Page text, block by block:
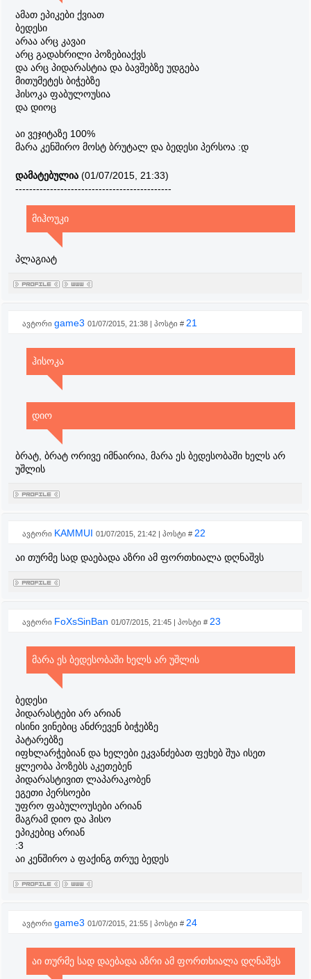
ამათ ეპიკები ქვიათ
ბედესი
არაა არც კავაი
არც გადახრილი პოზებიაქვს
და არც პიდარასტია და ბავშებზე უდგება
მითუმეტეს ბიჭებზე
ჰისოკა ფაბულოუსია
და დიოც
აი ვეჯიტაზე 100%
მარა კენშირო მოსტ ბრუტალ და ბედესი პერსოა :დ
დამატებულია (01/07/2015, 21:33)
---------------------------------------------
მიჰოუკი
პლაგიატ
ავტორი game3 01/07/2015, 21:38 | პოსტი # 21
ჰისოკა
დიო
ბრატ, ბრატ ორივე იმნაირია, მარა ეს ბედესობაში ხელს არ
უშლის
ავტორი KAMMUI 01/07/2015, 21:42 | პოსტი # 22
აი თურმე სად დაებადა აზრი ამ ფორთხიალა დღნაშვს
ავტორი FoXsSinBan 01/07/2015, 21:45 | პოსტი # 23
მარა ეს ბედესობაში ხელს არ უშლის
ბედესი
პიდარასტები არ არიან
ისინი ვინებიც ანძრევენ ბიჭებზე
პატარებზე
იფხლარჭებიან და ხელები ეკვანძებათ ფეხებ შუა ისეთ
ყლეობა პოზებს აკეთებენ
პიდარასტივით ლაპარაკობენ
ეგეთი პერსოები
უფრო ფაბულოუსები არიან
მაგრამ დიო და ჰისო
ეპიკებიც არიან
:3
აი კენშირო ა ფაქინგ თრუე ბედეს
ავტორი game3 01/07/2015, 21:55 | პოსტი # 24
აი თურმე სად დაებადა აზრი ამ ფორთხიალა დღნაშვს